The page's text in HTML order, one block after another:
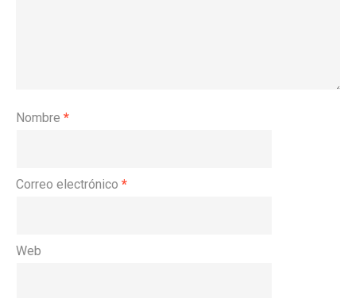
Nombre *
Correo electrónico *
Web